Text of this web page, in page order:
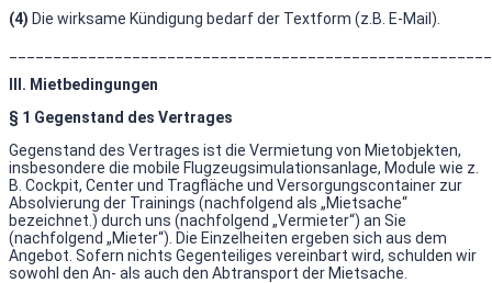
(4) Die wirksame Kündigung bedarf der Textform (z.B. E-Mail).
III. Mietbedingungen
§ 1 Gegenstand des Vertrages
Gegenstand des Vertrages ist die Vermietung von Mietobjekten,
insbesondere die mobile Flugzeugsimulationsanlage, Module wie z.
B. Cockpit, Center und Tragfläche und Versorgungscontainer zur
Absolvierung der Trainings (nachfolgend als „Mietsache“
bezeichnet.) durch uns (nachfolgend „Vermieter“) an Sie
(nachfolgend „Mieter“). Die Einzelheiten ergeben sich aus dem
Angebot. Sofern nichts Gegenteiliges vereinbart wird, schulden wir
sowohl den An- als auch den Abtransport der Mietsache.